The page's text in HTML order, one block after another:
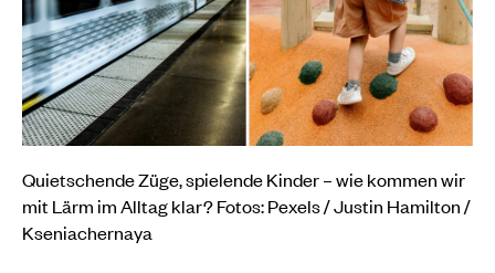
Quietschende Züge, spielende Kinder – wie kommen wir
mit Lärm im Alltag klar? Fotos: Pexels / Justin Hamilton /
Kseniachernaya